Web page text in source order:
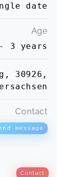
date
Age
3 years
30926,
Contact
message
Contact